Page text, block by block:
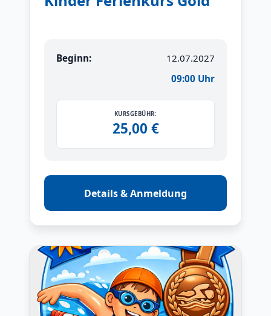
Beginn:
12.07.2027
09:00 Uhr
KURSGEBÜHR:
25,00 €
Details & Anmeldung